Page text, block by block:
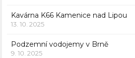
Kavárna K66 Kamenice nad Lipou
13. 10. 2025
Podzemní vodojemy v Brně
9. 10. 2025